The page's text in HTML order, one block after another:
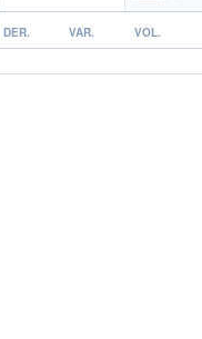
DER. VAR. VOL.